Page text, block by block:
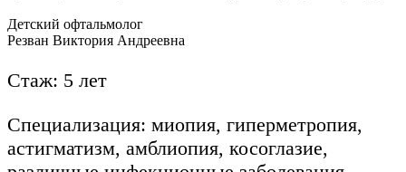
Детский офтальмолог
Резван Виктория Андреевна
Стаж: 5 лет
Специализация: миопия, гиперметропия,
астигматизм, амблиопия, косоглазие,